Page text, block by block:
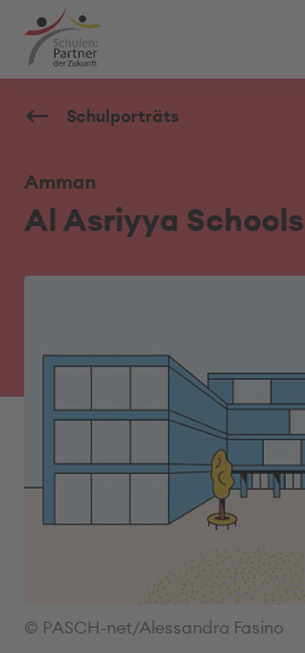
Schulporträts
Amman
Al Asriyya Schools
© PASCH-net/Alessandra Fasino